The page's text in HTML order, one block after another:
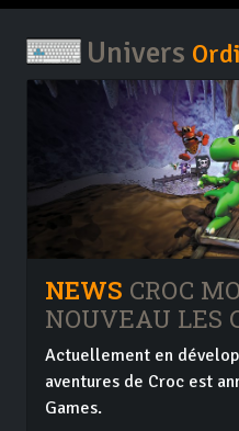
Univers
NEWS CROC
NOUVEAU LES
Actuellement en
aventures de Croc est
Games.